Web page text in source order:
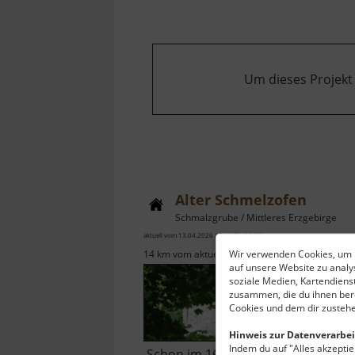
Wir verwenden Cookies,
auf unsere Website zu
soziale Medien,
zusammen, die du ihnen
Cookies und dem dir
Hinweis zur
Indem du auf "Alles
Um dieses
Alter Schmelzofen
Schmalzgrube / Mittleres Erzgebirge
aktuell vom 13.04.2026 / Zugriffe: 26433
14 km vom aktuellen Standort